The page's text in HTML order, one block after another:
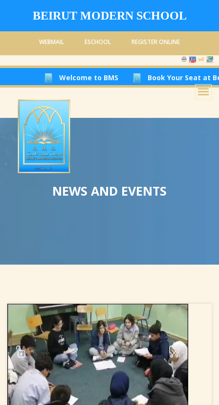
BEIRUT MODERN SCHOOL
WEBMAIL ESCHOOL REGISTER ONLINE
Welcome to BMS Book Your Seat at Beirut
NEWS AND EVENTS